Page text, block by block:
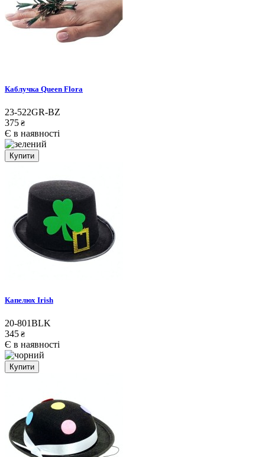
Каблучка Queen Flora
23-522GR-BZ
375 ₴
Є в наявності
Купити
Капелюх Irish
20-801BLK
345 ₴
Є в наявності
Купити